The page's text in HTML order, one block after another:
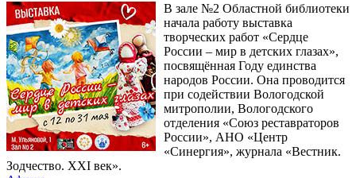
В зале №2 Областной библиотеки
начала работу выставка
творческих работ «Сердце
России – мир в детских глазах»,
посвящённая Году единства
народов России. Она проводится
при содействии Вологодской
митрополии, Вологодского
отделения «Союз реставраторов
России», АНО «Центр
«Синергия», журнала «Вестник.
Зодчество. XXI век».